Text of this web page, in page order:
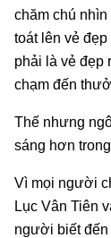
chăm chú
toát lên vẻ
phải là vẻ đẹp
chạm đến
Thế nhưng
sáng hơn
Vì mọi người
Lục Vân Tiên
người biết